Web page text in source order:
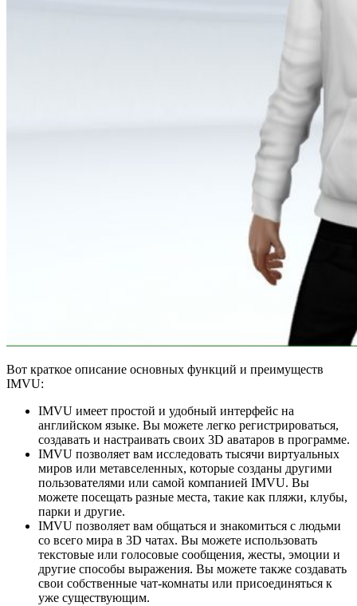
Вот краткое описание основных функций и преимуществ
IMVU:
IMVU имеет простой и удобный интерфейс на
английском языке. Вы можете легко регистрироваться,
создавать и настраивать своих 3D аватаров в программе.
IMVU позволяет вам исследовать тысячи виртуальных
миров или метавселенных, которые созданы другими
пользователями или самой компанией IMVU. Вы
можете посещать разные места, такие как пляжи, клубы,
парки и другие.
IMVU позволяет вам общаться и знакомиться с людьми
со всего мира в 3D чатах. Вы можете использовать
текстовые или голосовые сообщения, жесты, эмоции и
другие способы выражения. Вы можете также создавать
свои собственные чат-комнаты или присоединяться к
уже существующим.